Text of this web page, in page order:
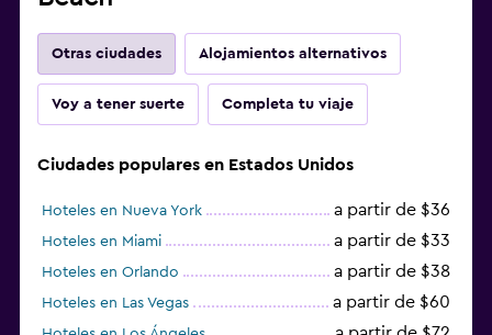
Otras ciudades Alojamientos alternativos
Voy a tener suerte Completa tu viaje
Ciudades populares en Estados Unidos
Hoteles en Nueva York a partir de $36
Hoteles en Miami a partir de $33
Hoteles en Orlando a partir de $38
Hoteles en Las Vegas a partir de $60